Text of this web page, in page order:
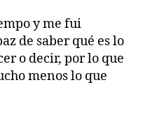
y me fui
de saber qué es lo
o decir, por lo que
menos lo que